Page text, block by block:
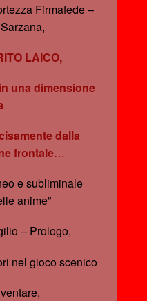
Firmafede –
LAICO,
una dimensione
dalla
frontale…
e subliminale
anime”
– Prologo,
nel gioco scenico